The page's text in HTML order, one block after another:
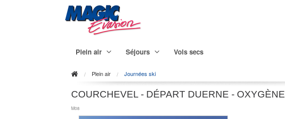
Plein air Séjours Vols secs
Plein air Journées ski
COURCHEVEL - DÉPART DUERNE - OXYGÈNE
M08